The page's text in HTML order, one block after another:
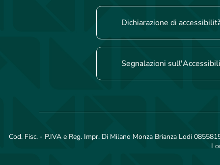
Dichiarazione di
Segnalazioni
Cod. Fisc. - P.IVA e Reg. Impr. Di Milano Monza Brianza Lodi